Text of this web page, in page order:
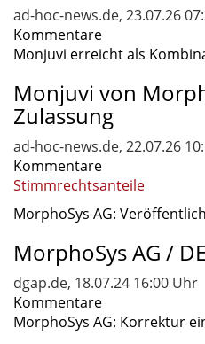
ad-hoc-news.de, 23.07.26
Kommentare
Monjuvi erreicht als
Monjuvi von
Zulassung
ad-hoc-news.de, 22.07.26
Kommentare
Stimmrechtsanteile
MorphoSys AG:
MorphoSys AG /
dgap.de, 18.07.24 16:00 Uhr
Kommentare
MorphoSys AG: Korrektur